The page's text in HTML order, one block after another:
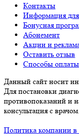
Контакты
Информация
Бонусная
Абонемент
Акции и
Оставить отзыв
Способы оплаты
Данный сайт носит
Для постановки
противопоказаний и
консультация с врачом.
Политика компании в